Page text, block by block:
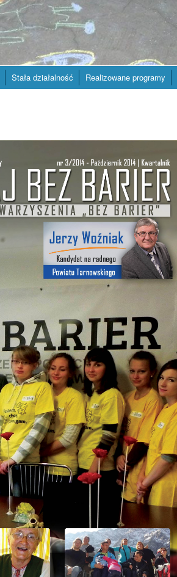
Stała działalność Realizowane programy